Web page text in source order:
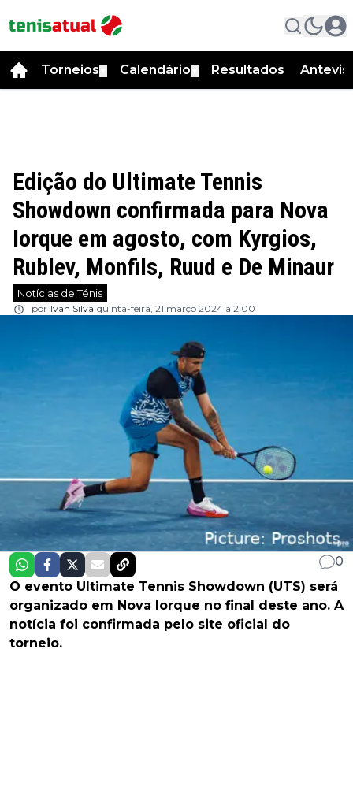
Torneios Calendário Resultados
Edição do Ultimate Tennis
Showdown confirmada para Nova
Iorque em agosto, com Kyrgios,
Rublev, Monfils, Ruud e De Minaur
Notícias de Ténis
por Ivan Silva quinta-feira, 21 março 2024 a 2:00
0
O evento Ultimate Tennis Showdown (UTS) será
organizado em Nova Iorque no final deste ano. A
notícia foi confirmada pelo site oficial do
torneio.